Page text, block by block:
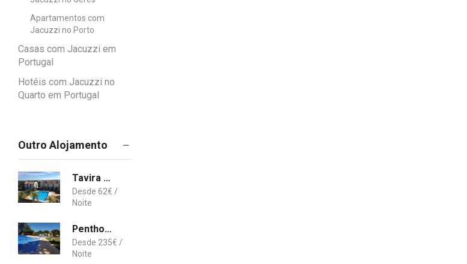
Apartamentos com
Jacuzzi no Porto
Casas com Jacuzzi em
Portugal
Hotéis com Jacuzzi no
Quarto em Portugal
Outro Alojamento
Tavira Cozy flat with explendid view
62€
Penthouse with panoramic view
235€